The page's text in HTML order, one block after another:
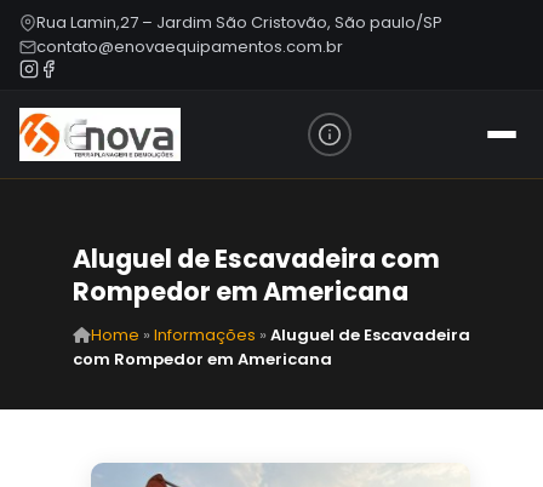
Rua Lamin,27 – Jardim São Cristovão, São paulo/SP
contato@enovaequipamentos.com.br
Aluguel de Escavadeira com
Rompedor em Americana
Home » Informações » Aluguel de Escavadeira
com Rompedor em Americana